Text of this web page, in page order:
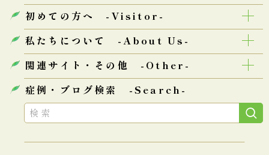
症状別のお悩み
子宝のお悩み
自律神経のお悩み
痛み・痺れのお悩み
不眠のお悩み
皮膚のお悩み
耳・鼻のお悩み
女性特有のお悩み
初めての方へ -Visitor-
初めての方へ
漢方とは？
漢方相談のご予約方法
よくある質問
漢方相談の流れ
私たちについて -About Us-
私たちについて
私たちが大事にしていること
関連サイト・その他 -Other-
症例・ブログ検索 -Search-